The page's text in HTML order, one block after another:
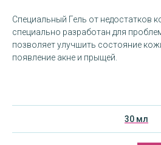
Специальный Гель от недостатков
специально разработан для
позволяет улучшить состояние
появление акне и прыщей.
30 мл